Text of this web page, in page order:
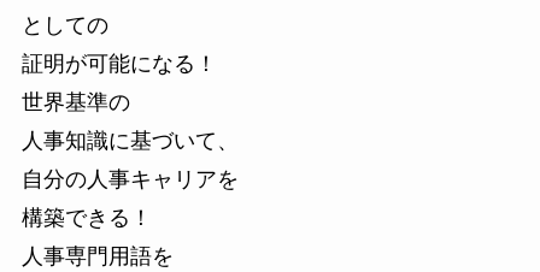
としての
証明が可能になる！
世界基準の
人事知識に基づいて、
自分の人事キャリアを
構築できる！​
人事専門用語を